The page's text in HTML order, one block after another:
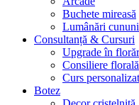
Buchete mireasă
Lumânări
Consultanță & Cursuri
Upgrade în
Consiliere
Curs
Botez